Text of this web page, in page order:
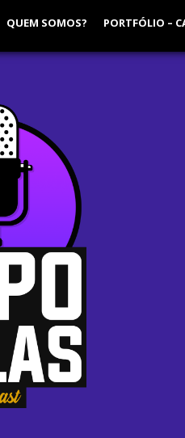
QUEM SOMOS? PORTFÓLIO –